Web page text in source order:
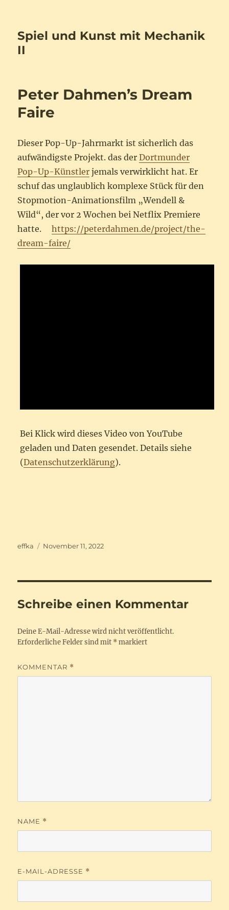
Spiel und Kunst mit Mechanik
II
Peter Dahmen’s Dream
Faire
Dieser Pop-Up-Jahrmarkt ist sicherlich das
aufwändigste Projekt. das derDortmunder
Pop-Up-Künstler jemals verwirklicht hat. Er
schuf das unglaublich komplexe Stück für den
Stopmotion-Animationsfilm „Wendell &
Wild“, der vor 2 Wochen bei Netflix Premiere
hatte.https://peterdahmen.de/project/the-
dream-faire/
Bei Klick wird dieses Video von YouTube
geladen und Daten gesendet. Details siehe
(Datenschutzerklärung).
Autor
effka
Veröffentlicht
November 11, 2022
Schreibe einen Kommentar
Deine E-Mail-Adresse wird nicht veröffentlicht.
Erforderliche Felder sind mit * markiert
KOMMENTAR *
NAME *
E-MAIL-ADRESSE *